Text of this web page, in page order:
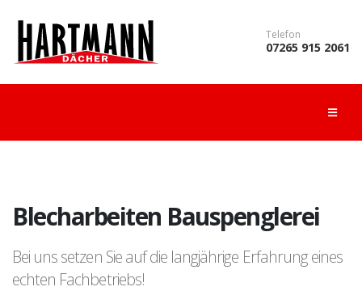
Telefon
07265 915 2061
Blecharbeiten Bauspenglerei
Bei uns setzen Sie auf die langjährige Erfahrung eines
echten Fachbetriebs!